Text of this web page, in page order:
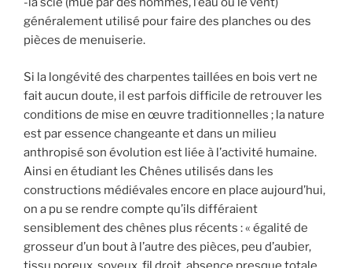
généralement utilisé pour faire des planches ou des
pièces de menuiserie.
Si la longévité des charpentes taillées en bois vert ne
fait aucun doute, il est parfois difficile de retrouver les
conditions de mise en œuvre traditionnelles ; la nature
est par essence changeante et dans un milieu
anthropisé son évolution est liée à l’activité humaine.
Ainsi en étudiant les Chênes utilisés dans les
constructions médiévales encore en place aujourd’hui,
on a pu se rendre compte qu’ils différaient
sensiblement des chênes plus récents : « égalité de
grosseur d’un bout à l’autre des pièces, peu d’aubier,